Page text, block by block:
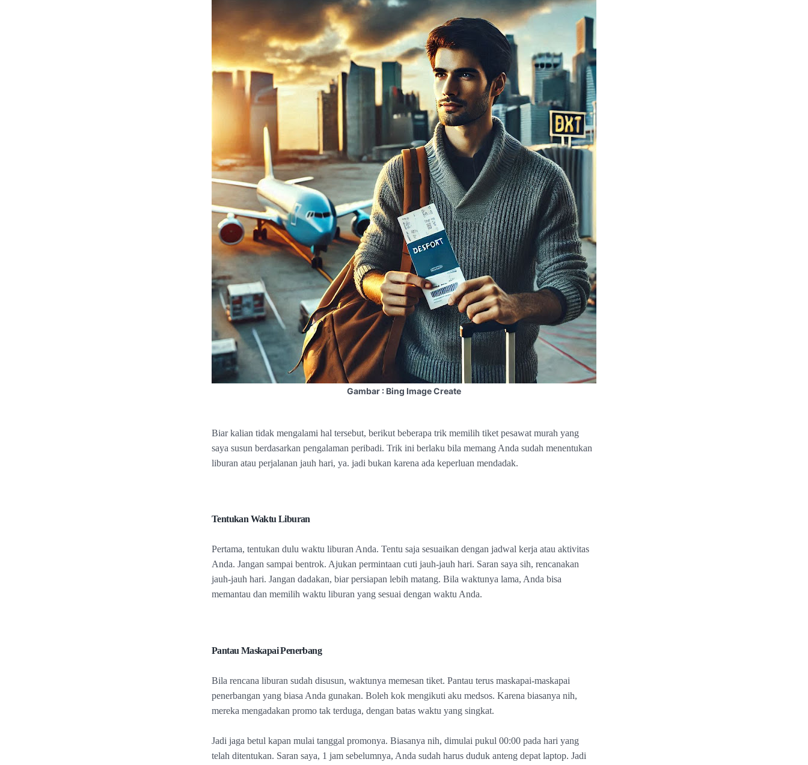
Gambar : Bing Image Create
Biar kalian tidak mengalami hal tersebut, berikut beberapa trik memilih tiket pesawat murah yang
saya susun berdasarkan pengalaman peribadi. Trik ini berlaku bila memang Anda sudah menentukan
liburan atau perjalanan jauh hari, ya. jadi bukan karena ada keperluan mendadak.
Tentukan Waktu Liburan
Pertama, tentukan dulu waktu liburan Anda. Tentu saja sesuaikan dengan jadwal kerja atau aktivitas
Anda. Jangan sampai bentrok. Ajukan permintaan cuti jauh-jauh hari. Saran saya sih, rencanakan
jauh-jauh hari. Jangan dadakan, biar persiapan lebih matang. Bila waktunya lama, Anda bisa
memantau dan memilih waktu liburan yang sesuai dengan waktu Anda.
Pantau Maskapai Penerbang
Bila rencana liburan sudah disusun, waktunya memesan tiket. Pantau terus maskapai-maskapai
penerbangan yang biasa Anda gunakan. Boleh kok mengikuti aku medsos. Karena biasanya nih,
mereka mengadakan promo tak terduga, dengan batas waktu yang singkat.
Jadi jaga betul kapan mulai tanggal promonya. Biasanya nih, dimulai pukul 00:00 pada hari yang
telah ditentukan. Saran saya, 1 jam sebelumnya, Anda sudah harus duduk anteng depat laptop. Jadi